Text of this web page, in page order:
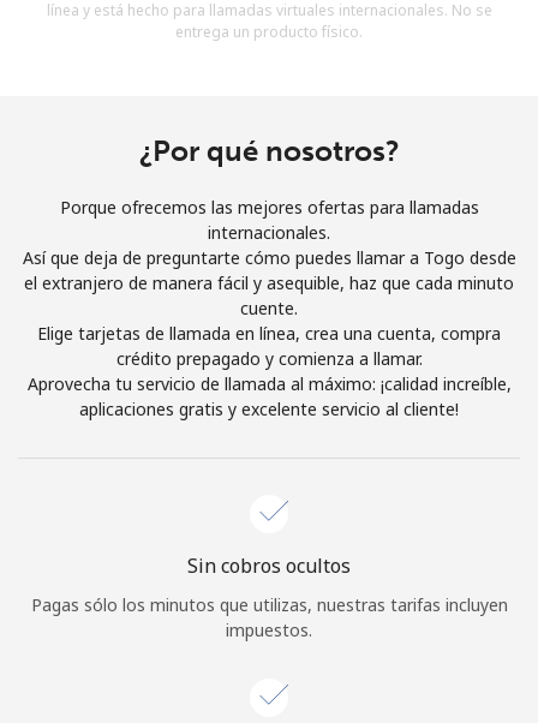
Al abrir una cuenta en este sitio web, estoy de acuerdo con
Términos y condiciones.
¡Hola!
Inicia sesión oREGÍSTRATE →
Iniciar Sesión
o
Continuar con
línea y está hecho para llamadas virtuales internacionales. No se
entrega un producto físico.
¿Por qué nosotros?
Porque ofrecemos las mejores ofertas para llamadas
internacionales.
Así que deja de preguntarte cómo puedes llamar a Togo desde
el extranjero de manera fácil y asequible, haz que cada minuto
cuente.
Elige tarjetas de llamada en línea, crea una cuenta, compra
crédito prepagado y comienza a llamar.
Aprovecha tu servicio de llamada al máximo: ¡calidad increíble,
aplicaciones gratis y excelente servicio al cliente!
Sin cobros ocultos
Pagas sólo los minutos que utilizas, nuestras tarifas incluyen
impuestos.